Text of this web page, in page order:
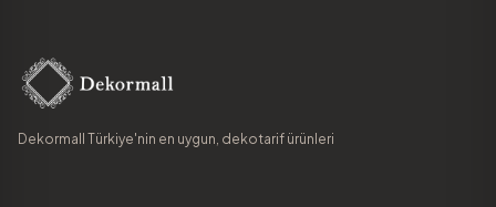
Dekormall Türkiye'nin en uygun, dekotarif ürünleri